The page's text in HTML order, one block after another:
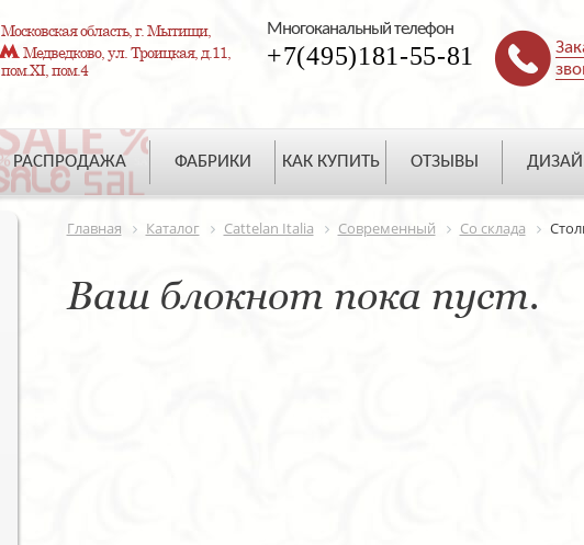
Московская область, г. Мытищи,
Медведково, ул. Троицкая, д.11,
пом.XI, пом.4
Многоканальный телефон
+7(495)181-55-81
РАСПРОДАЖА ФАБРИКИ КАК КУПИТЬ ОТЗЫВЫ
Главная Каталог Cattelan Italia Современный Со склада
Ваш блокнот пока пуст.